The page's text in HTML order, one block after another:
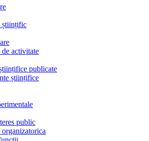
științific
de activitate
publicate
științifice
public
organizatorica